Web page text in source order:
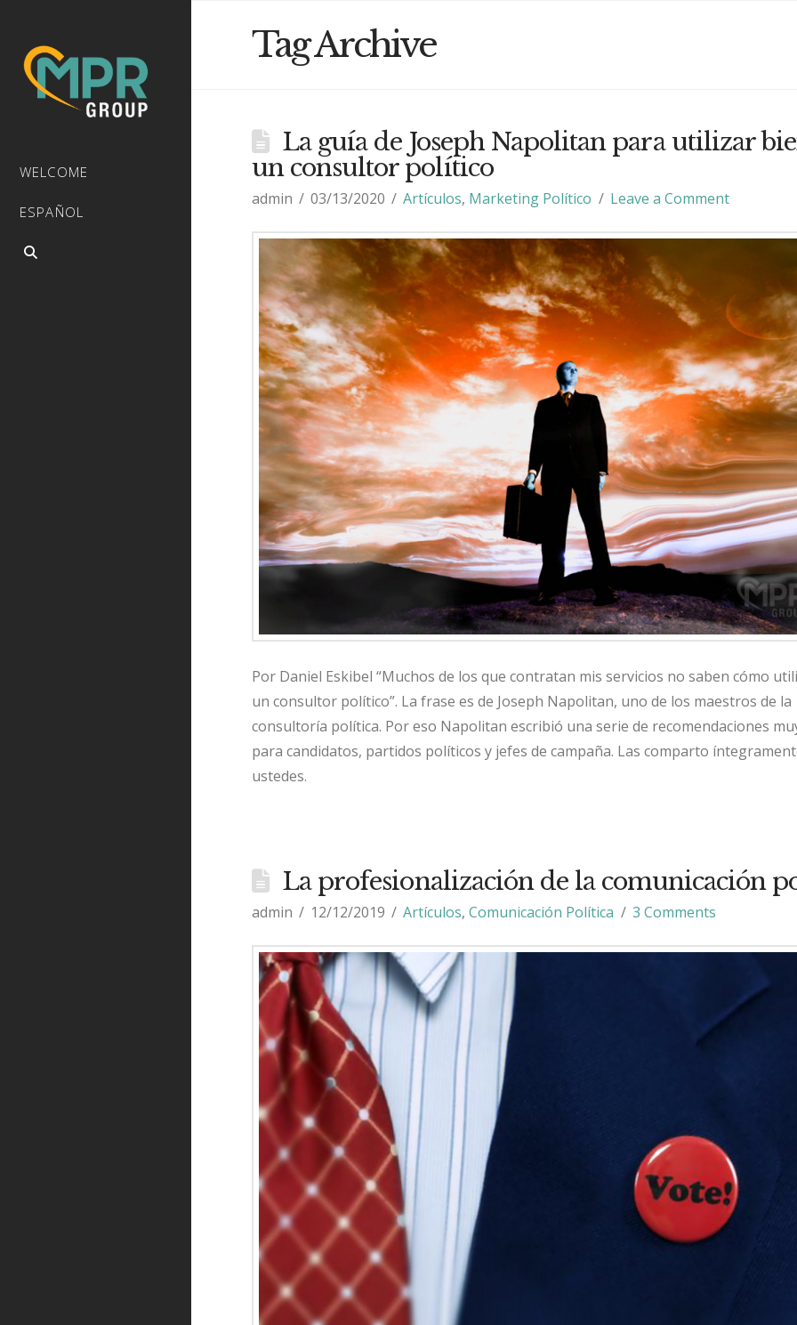
WELCOME
ESPAÑOL
Tag Archive
La guía de Joseph Napolitan para utilizar
un consultor político
admin 03/13/2020 Artículos, Marketing Político Leave a Comment
Por Daniel Eskibel “Muchos de los que contratan mis servicios no saben cómo
un consultor político”. La frase es de Joseph Napolitan, uno de los maestros de la
consultoría política. Por eso Napolitan escribió una serie de recomendaciones
para candidatos, partidos políticos y jefes de campaña. Las comparto
ustedes.
La profesionalización de la comunicación
admin 12/12/2019 Artículos,Comunicación Política 3 Comments